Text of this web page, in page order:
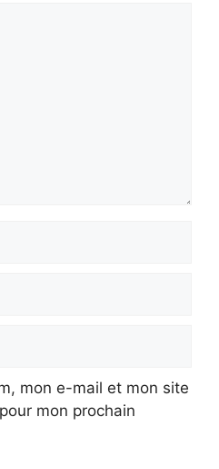
mon e-mail et mon site
mon prochain